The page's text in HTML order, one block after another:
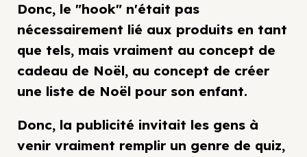
Donc, le "hook" n'était pas
nécessairement lié aux produits en tant
que tels, mais vraiment au concept de
cadeau de Noël, au concept de créer
une liste de Noël pour son enfant.
Donc, la publicité invitait les gens à
venir vraiment remplir un genre de quiz,